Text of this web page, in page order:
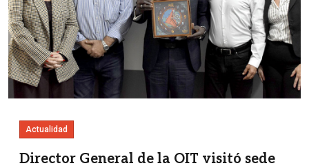
Actualidad
Director General de la OIT visitó sede